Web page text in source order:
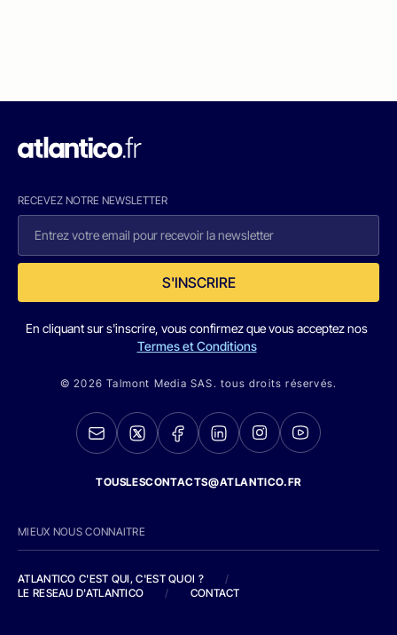
RECEVEZ NOTRE NEWSLETTER
S'INSCRIRE
En cliquant sur s'inscrire, vous confirmez que vous acceptez nos
Termes et Conditions
© 2026 Talmont Media SAS. tous droits réservés.
TOUSLESCONTACTS@ATLANTICO.FR
MIEUX NOUS CONNAITRE
ATLANTICO C'EST QUI, C'EST QUOI ?
/
LE RESEAU D'ATLANTICO
/ CONTACT